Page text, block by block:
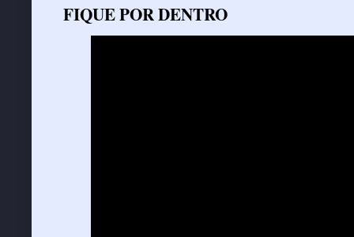
FIQUE POR DENTRO